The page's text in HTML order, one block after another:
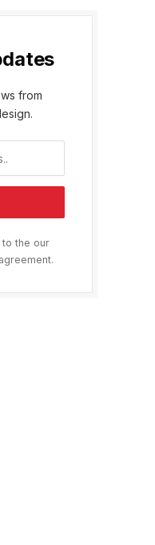
from
to the our
agreement.